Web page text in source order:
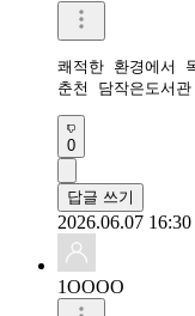
쾌적한 환경에서
춘천 담작은도서
0
답글 쓰기
2026.06.07 16:30
1OOOO